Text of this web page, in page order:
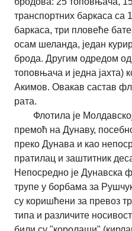
транспортних баркаса са
баркаса, три пловеће
осам шеланда, један
брода. Другим одредом
топовњача и једна јахта)
Акимов. Овакав састав
рата.
Флотила је
премоћ на Дунаву,
преко Дунава и као
пратилац и заштитник
Непосредно је Дунавска
трупе у борбама за
су коришћени за превоз
типа и различите